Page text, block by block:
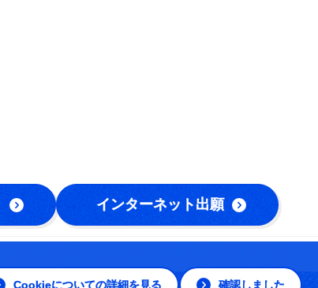
Cookieについての詳細を見る 確認しました
インターネット出願